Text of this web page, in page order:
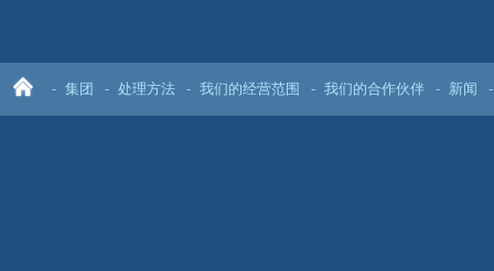
首
页
集团 处理方法 我们的经营范围 我们的合作伙伴 新闻